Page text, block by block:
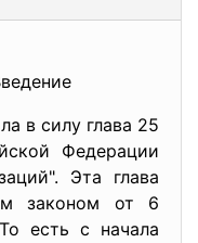
в силу глава 25
Федерации
Эта глава
законом от 6
есть с начала